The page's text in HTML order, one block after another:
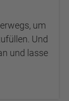
um
Und
und lasse